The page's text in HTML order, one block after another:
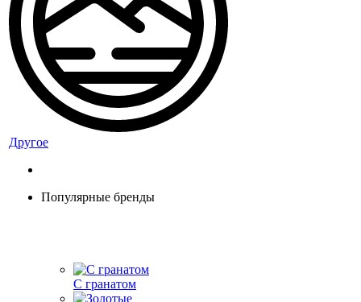
Другое
Популярные бренды
С гранатом